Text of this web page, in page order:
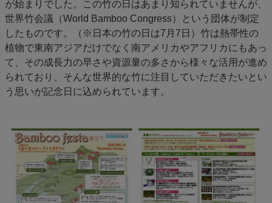
が始まりでした。この竹の日はあまり知られていませんが、
世界竹会議（World Bamboo Congress）という団体が制定
したものです。（※日本の竹の日は7月7日）竹は熱帯性の
植物で東南アジアだけでなく南アメリカやアフリカにもあっ
て、その成長力の早さや資源量の多さから様々な活用が進め
られており、そんな世界的な竹に注目していただきたいとい
う思いが記念日に込められています。